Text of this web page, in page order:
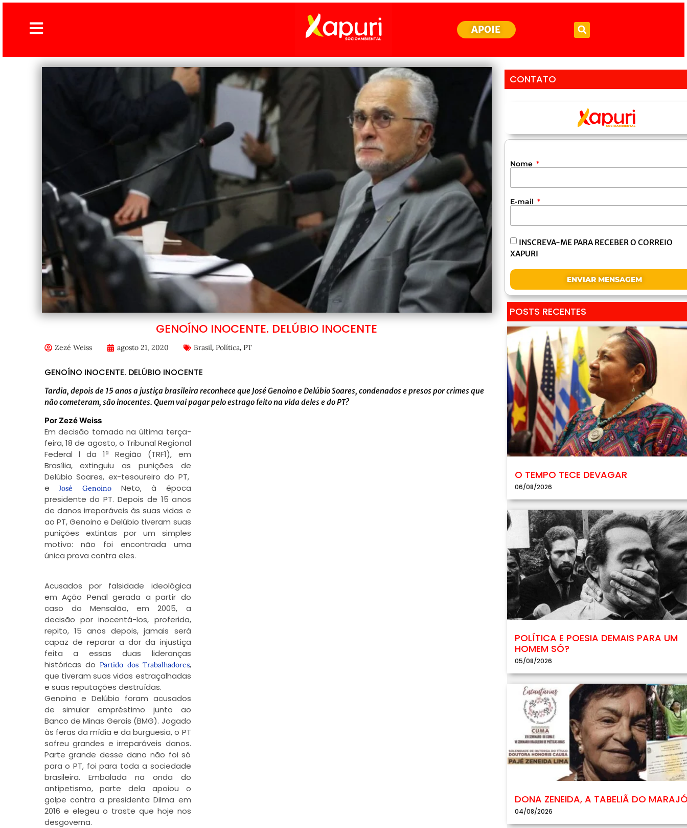
APOIE
GENOÍNO INOCENTE. DELÚBIO INOCENTE
Zezé Weiss agosto 21, 2020 Brasil, Política, PT
GENOÍNO INOCENTE. DELÚBIO INOCENTE
Tardia, depois de 15 anos a justiça brasileira reconhece que José Genoino e Delúbio Soares, condenados e presos por crimes que
não cometeram, são inocentes. Quem vai pagar pelo estrago feito na vida deles e do PT?
Por Zezé Weiss
Em decisão tomada na última terça-
feira, 18 de agosto, o Tribunal Regional
Federal l da 1ª Região (TRF1), em
Brasília, extinguiu as punições de
Delúbio Soares, ex-tesoureiro do PT,
eJosé Genoino Neto, à época
presidente do PT. Depois de 15 anos
de danos irreparáveis às suas vidas e
ao PT, Genoino e Delúbio tiveram suas
punições extintas por um simples
motivo: não foi encontrada uma
única prova contra eles.
Acusados por falsidade ideológica
em Ação Penal gerada a partir do
caso do Mensalão, em 2005, a
decisão por inocentá-los, proferida,
repito, 15 anos depois, jamais será
capaz de reparar a dor da injustiça
feita a essas duas lideranças
históricas do Partido dos Trabalhadores,
que tiveram suas vidas estraçalhadas
e suas reputações destruídas.
Genoino e Delúbio foram acusados
de simular empréstimo junto ao
Banco de Minas Gerais (BMG). Jogado
às feras da mídia e da burguesia, o PT
sofreu grandes e irreparáveis danos.
Parte grande desse dano não foi só
para o PT, foi para toda a sociedade
brasileira. Embalada na onda do
antipetismo, parte dela apoiou o
golpe contra a presidenta Dilma em
2016 e elegeu o traste que hoje nos
desgoverna.
CONTATO
Nome
E-mail
INSCREVA-ME PARA RECEBER O CORREIO
XAPURI
ENVIAR MENSAGEM
POSTS RECENTES
O TEMPO TECE DEVAGAR
06/08/2026
POLÍTICA E POESIA DEMAIS PARA UM
HOMEM SÓ?
05/08/2026
DONA ZENEIDA, A TABELIÃ DO
04/08/2026